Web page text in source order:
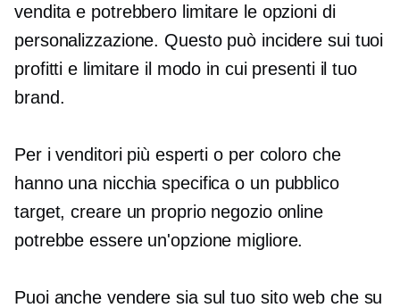
vendita e potrebbero limitare le opzioni di
personalizzazione. Questo può incidere sui tuoi
profitti e limitare il modo in cui presenti il tuo
brand.
Per i venditori più esperti o per coloro che
hanno una nicchia specifica o un pubblico
target, creare un proprio negozio online
potrebbe essere un'opzione migliore.
Puoi anche vendere sia sul tuo sito web che su